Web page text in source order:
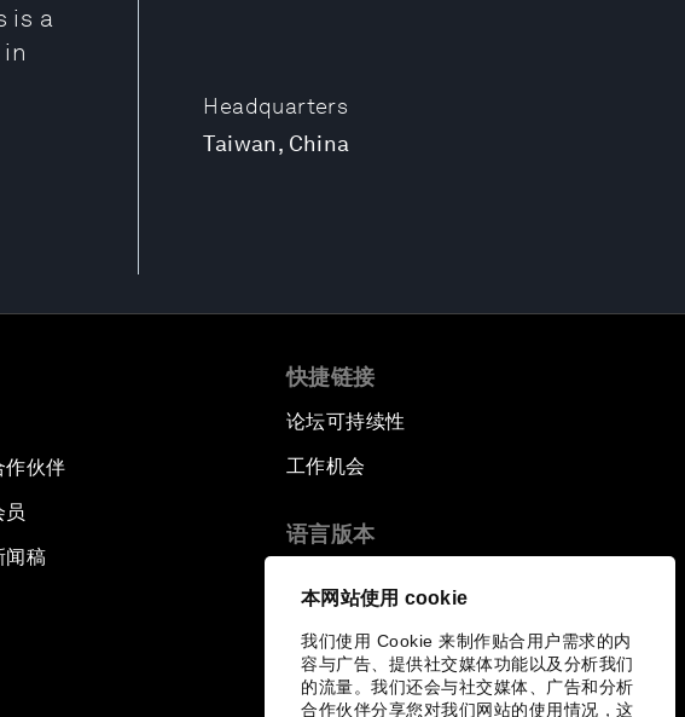
本网站使用 cookie
我们使用 Cookie 来制作贴合用户需求的内
容与广告、提供社交媒体功能以及分析我们
的流量。我们还会与社交媒体、广告和分析
合作伙伴分享您对我们网站的使用情况，这
Headquarters
Taiwan, China
is a
作伙伴
员
闻稿
快捷链接
论坛可持续性
工作机会
语言版本